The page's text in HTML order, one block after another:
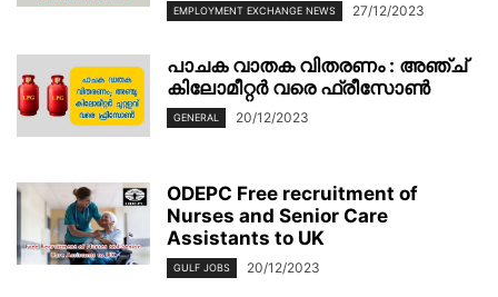
EMPLOYMENT EXCHANGE NEWS 27/12/2023
പാചക വാതക വിതരണം : അഞ്ച്
കിലോമീറ്റര്‍ വരെ ഫ്രീസോണ്‍
GENERAL 20/12/2023
ODEPC Free recruitment of
Nurses and Senior Care
Assistants to UK
GULF JOBS 20/12/2023